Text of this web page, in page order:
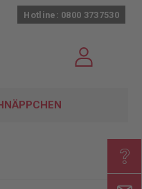
Hotline: 0800 3737530